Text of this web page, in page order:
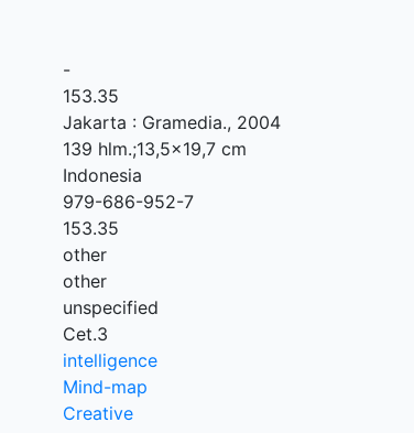
-
153.35
Jakarta : Gramedia., 2004
139 hlm.;13,5x19,7 cm
Indonesia
979-686-952-7
153.35
other
other
unspecified
Cet.3
intelligence
Mind-map
Creative